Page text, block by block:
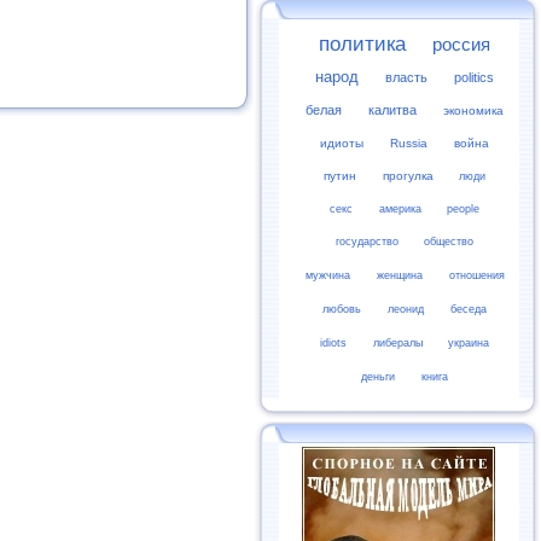
политика россия
народ власть politics
белая калитва экономика
идиоты Russia война
путин прогулка люди
секс америка people
государство общество
мужчина женщина отношения
любовь леонид беседа
idiots либералы украина
деньги книга